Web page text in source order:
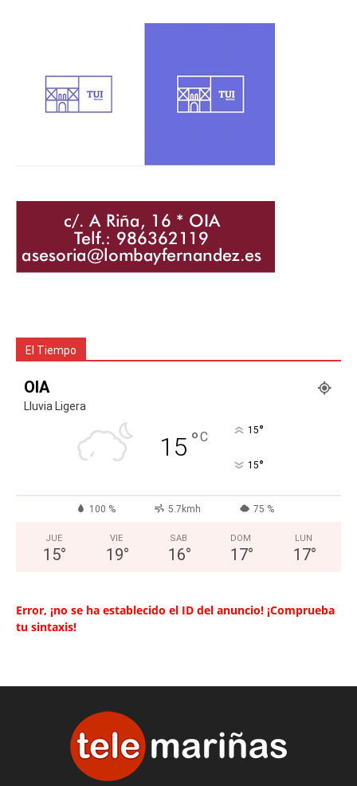
El Tiempo
OIA
Lluvia Ligera
15 °C 15°
15°
100 % 5.7kmh 75 %
JUE
15°
VIE
19°
SAB
16°
DOM
17°
LUN
17°
Error, ¡no se ha establecido el ID del anuncio! ¡Comprueba
tu sintaxis!